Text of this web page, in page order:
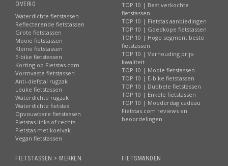
OVERIG
Waterdichte fietstassen
Reflecterende fietstassen
Grote fietstassen
Mooie fietstassen
Kleine fietstassen
E-bike fietstassen
Korting op Fietstas.com
Vormvaste fietstassen
Anti-diefstal rugzak
Leuke fietstassen
Waterdichte rugzak
Waterdichte fietstas
Opvouwbare fietstassen
Fietstas links of rechts
Fietstas met koelvak
Vegan fietstassen
TOP 10 | Best verkochte
fietstassen
TOP 10 | Fietstas aanbiedingen
TOP 10 | Goedkope fietstassen
TOP 10 | Hoge segment beste
fietstassen
TOP 10 | Verhouding prijs-
kwaliteit
TOP 10 | Mooie fietstassen
TOP 10 | E-bike fietstassen
TOP 10 | Dubbele fietstassen
TOP 10 | Enkele fietstassen
TOP 10 | Moederdag cadeau
Fietstas.com reviews en
beoordelingen
FIETSTASSEN > MERKEN FIETSMANDEN